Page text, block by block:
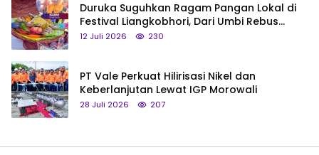
Duruka Suguhkan Ragam Pangan Lokal di
Festival Liangkobhori, Dari Umbi Rebus
hingga Tumpeng Beras Muna
12 Juli 2026 230
PT Vale Perkuat Hilirisasi Nikel dan
Keberlanjutan Lewat IGP Morowali
28 Juli 2026 207